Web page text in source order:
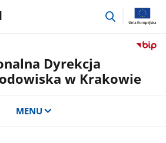
przejdź
Dyrekcja
w Krakowie
MENU